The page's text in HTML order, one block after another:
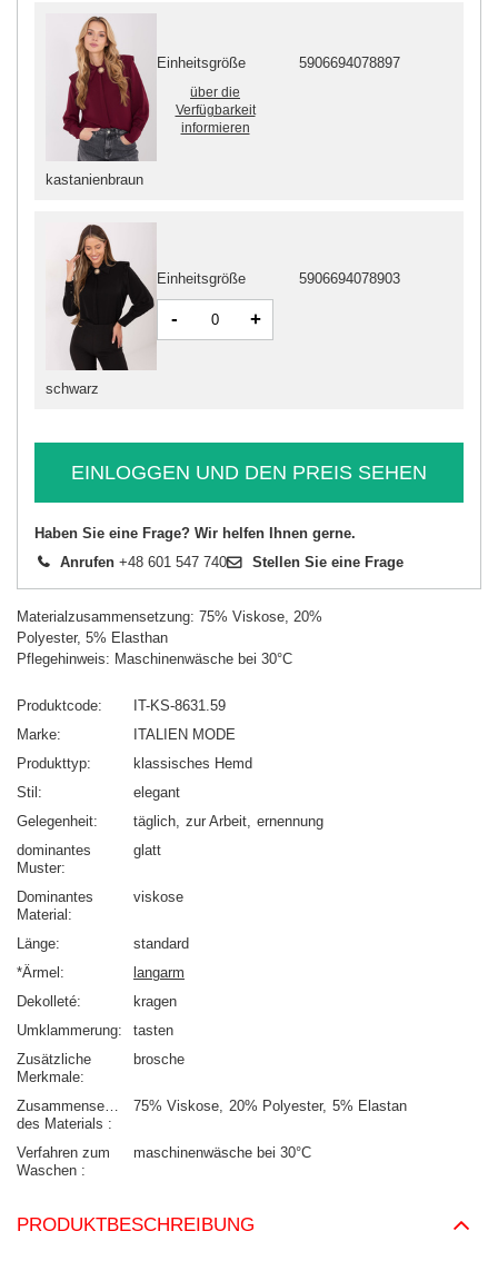
schwarz
Einheitsgröße 5906694078903
- +
kastanienbraun
Einheitsgröße 5906694078897
über die
Verfügbarkeit
informieren
EINLOGGEN UND DEN PREIS SEHEN
Haben Sie eine Frage? Wir helfen Ihnen gerne.
Anrufen +48 601 547 740 Stellen Sie eine Frage
Materialzusammensetzung: 75% Viskose, 20%
Polyester, 5% Elasthan
Pflegehinweis: Maschinenwäsche bei 30°C
Produktcode
IT-KS-8631.59
Marke
ITALIEN MODE
Produkttyp
klassisches Hemd
Stil
elegant
Gelegenheit
täglich zur Arbeit ernennung
dominantes
Muster
glatt
Dominantes
Material
viskose
Länge
standard
*Ärmel
langarm
Dekolleté
kragen
Umklammerung
tasten
Zusätzliche
Merkmale
brosche
Zusammensetzung
des Materials
75% Viskose 20% Polyester 5% Elastan
Verfahren zum
Waschen
maschinenwäsche bei 30°C
PRODUKTBESCHREIBUNG